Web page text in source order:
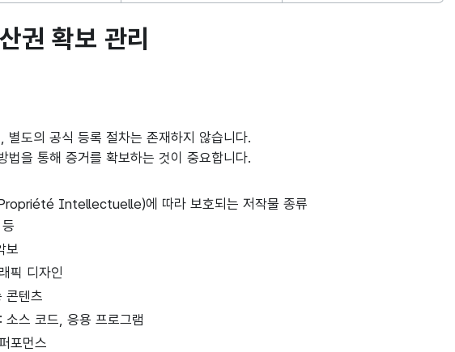
권 확보 관리
도의 공식 등록 절차는 존재하지 않습니다.
을 통해 증거를 확보하는 것이 중요합니다.
Intellectuelle)에 따라 보호되는 저작물 종류
보
픽 디자인
콘텐츠
소스 코드, 응용 프로그램
포먼스